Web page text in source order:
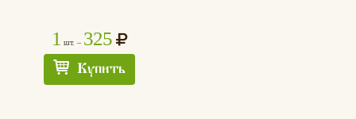
1 шт. – 325
Купить